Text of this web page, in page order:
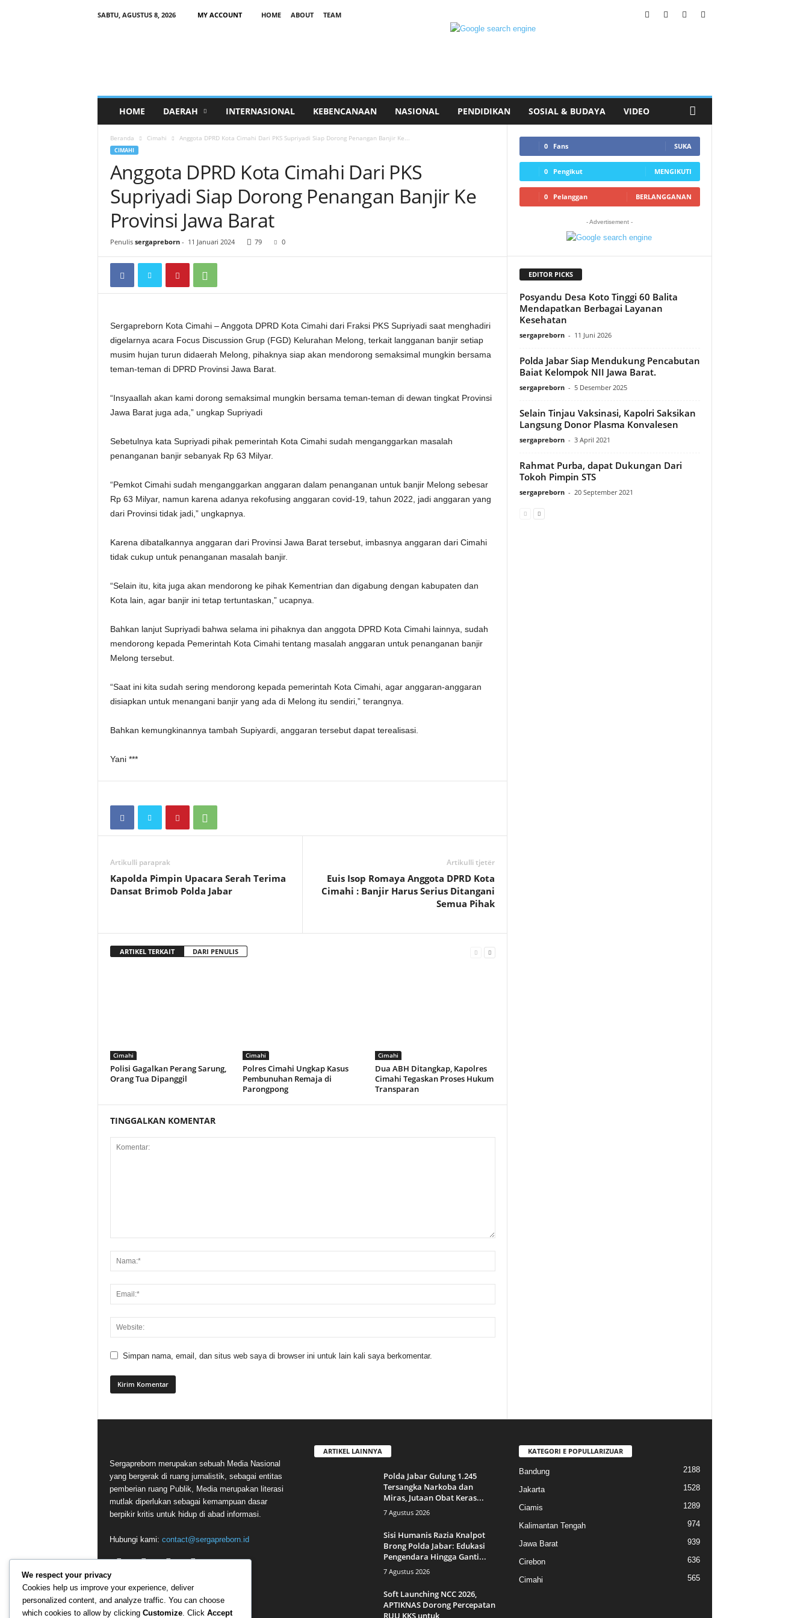
SABTU, AGUSTUS 8, 2026 MY ACCOUNT HOME ABOUT TEAM
HOME DAERAH INTERNASIONAL KEBENCANAAN NASIONAL PENDIDIKAN SOSIAL & BUDAYA VIDEO
Beranda Cimahi Anggota DPRD Kota Cimahi Dari PKS Supriyadi Siap Dorong Penangan Banjir Ke...
CIMAHI
Anggota DPRD Kota Cimahi Dari PKS
Supriyadi Siap Dorong Penangan Banjir Ke
Provinsi Jawa Barat
Penulis sergapreborn- 11 Januari 2024 79 0
Sergapreborn Kota Cimahi – Anggota DPRD Kota Cimahi dari Fraksi PKS Supriyadi saat menghadiri
digelarnya acara Focus Discussion Grup (FGD) Kelurahan Melong, terkait langganan banjir setiap
musim hujan turun didaerah Melong, pihaknya siap akan mendorong semaksimal mungkin bersama
teman-teman di DPRD Provinsi Jawa Barat.
“Insyaallah akan kami dorong semaksimal mungkin bersama teman-teman di dewan tingkat Provinsi
Jawa Barat juga ada,” ungkap Supriyadi
Sebetulnya kata Supriyadi pihak pemerintah Kota Cimahi sudah menganggarkan masalah
penanganan banjir sebanyak Rp 63 Milyar.
“Pemkot Cimahi sudah menganggarkan anggaran dalam penanganan untuk banjir Melong sebesar
Rp 63 Milyar, namun karena adanya rekofusing anggaran covid-19, tahun 2022, jadi anggaran yang
dari Provinsi tidak jadi,” ungkapnya.
Karena dibatalkannya anggaran dari Provinsi Jawa Barat tersebut, imbasnya anggaran dari Cimahi
tidak cukup untuk penanganan masalah banjir.
“Selain itu, kita juga akan mendorong ke pihak Kementrian dan digabung dengan kabupaten dan
Kota lain, agar banjir ini tetap tertuntaskan,” ucapnya.
Bahkan lanjut Supriyadi bahwa selama ini pihaknya dan anggota DPRD Kota Cimahi lainnya, sudah
mendorong kepada Pemerintah Kota Cimahi tentang masalah anggaran untuk penanganan banjir
Melong tersebut.
“Saat ini kita sudah sering mendorong kepada pemerintah Kota Cimahi, agar anggaran-anggaran
disiapkan untuk menangani banjir yang ada di Melong itu sendiri,” terangnya.
Bahkan kemungkinannya tambah Supiyardi, anggaran tersebut dapat terealisasi.
Yani ***
Artikulli paraprak
Kapolda Pimpin Upacara Serah Terima
Dansat Brimob Polda Jabar
Artikulli tjetër
Euis Isop Romaya Anggota DPRD Kota
Cimahi : Banjir Harus Serius Ditangani
Semua Pihak
ARTIKEL TERKAIT DARI PENULIS
Cimahi
Polisi Gagalkan Perang Sarung,
Orang Tua Dipanggil
Cimahi
Polres Cimahi Ungkap Kasus
Pembunuhan Remaja di
Parongpong
Cimahi
Dua ABH Ditangkap, Kapolres
Cimahi Tegaskan Proses Hukum
Transparan
TINGGALKAN KOMENTAR
Simpan nama, email, dan situs web saya di browser ini untuk lain kali saya berkomentar.
0 Fans SUKA
0 Pengikut MENGIKUTI
0 Pelanggan BERLANGGANAN
- Advertisement -
EDITOR PICKS
Posyandu Desa Koto Tinggi 60 Balita
Mendapatkan Berbagai Layanan
Kesehatan
sergapreborn - 11 Juni 2026
Polda Jabar Siap Mendukung Pencabutan
Baiat Kelompok NII Jawa Barat.
sergapreborn - 5 Desember 2025
Selain Tinjau Vaksinasi, Kapolri Saksikan
Langsung Donor Plasma Konvalesen
sergapreborn - 3 April 2021
Rahmat Purba, dapat Dukungan Dari
Tokoh Pimpin STS
sergapreborn - 20 September 2021
Sergapreborn merupakan sebuah Media Nasional
yang bergerak di ruang jurnalistik, sebagai entitas
pemberian ruang Publik, Media merupakan literasi
mutlak diperlukan sebagai kemampuan dasar
berpikir kritis untuk hidup di abad informasi.
Hubungi kami: contact@sergapreborn.id
ARTIKEL LAINNYA
Polda Jabar Gulung 1.245
Tersangka Narkoba dan
Miras, Jutaan Obat Keras...
7 Agustus 2026
Sisi Humanis Razia Knalpot
Brong Polda Jabar: Edukasi
Pengendara Hingga Ganti...
7 Agustus 2026
Soft Launching NCC 2026,
APTIKNAS Dorong Percepatan
RUU KKS untuk
KATEGORI E POPULLARIZUAR
Bandung 2188
Jakarta 1528
Ciamis 1289
Kalimantan Tengah 974
Jawa Barat 939
Cirebon 636
Cimahi 565
We respect your privacy
Cookies help us improve your experience, deliver
personalized content, and analyze traffic. You can choose
which cookies to allow by clicking Customize. Click Accept